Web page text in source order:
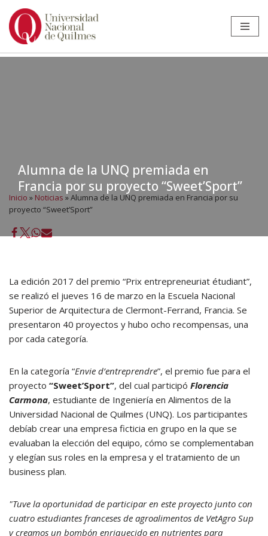
Ir
Alumna de la UNQ premiada en
Francia por su proyecto “Sweet’Sport”
Inicio » Noticias »Alumna de la UNQ premiada en Francia por su
proyecto “Sweet’Sport”
La edición 2017 del premio “Prix entrepreneuriat étudiant”,
se realizó el jueves 16 de marzo en la Escuela Nacional
Superior de Arquitectura de Clermont-Ferrand, Francia. Se
presentaron 40 proyectos y hubo ocho recompensas, una
por cada categoría.
En la categoría “Envie d’entreprendre”, el premio fue para el
proyecto “Sweet’Sport”, del cual participó Florencia
Carmona, estudiante de Ingeniería en Alimentos de la
Universidad Nacional de Quilmes (UNQ). Los participantes
debíab crear una empresa ficticia en grupo en la que se
evaluaban la elección del equipo, cómo se complementaban
y elegían sus roles en la empresa y el tratamiento de un
business plan.
"Tuve la oportunidad de participar en este proyecto junto con
cuatro estudiantes franceses de agroalimentos de VetAgro Sup
y creamos un bombón enriquecido en nutrientes para